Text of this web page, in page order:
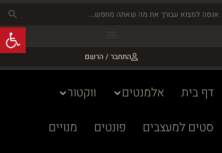
התחבר / הרשם
דף בית אלמנטים
ווקטור
סטים למעצבים
פונטים
מנויים